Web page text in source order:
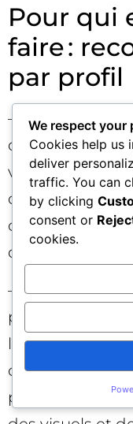
Pour qui
faire :
par profil
– Pour les
demandez la
visible et la part
obligatoires.
catégorie et
du flux sur 90
– Pour les
priorisez la
l’alignement
catégorie.
promos vers
We respect your
Cookies help us
deliver
traffic. You can
by clicking
consent or
cookies.